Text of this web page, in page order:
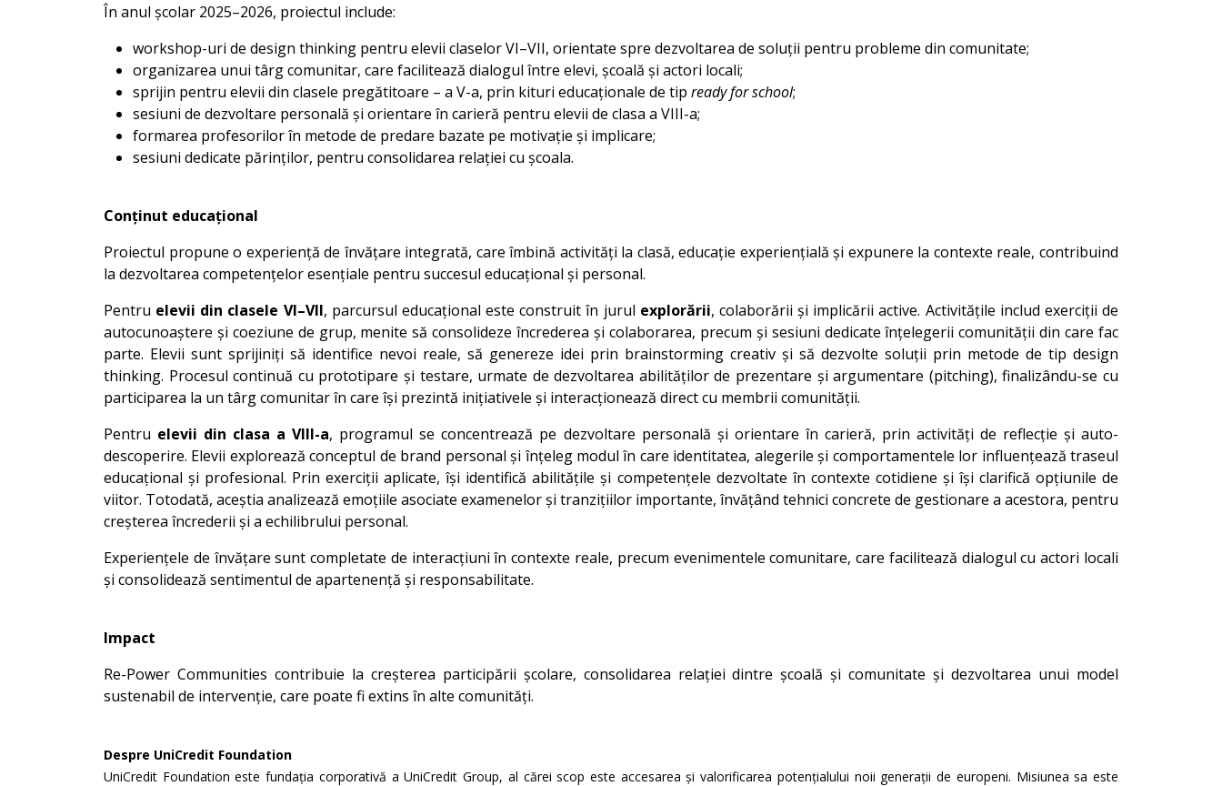
În anul școlar 2025–2026, proiectul include:
workshop-uri de design thinking pentru elevii claselor VI–VII, orientate spre dezvoltarea de soluții pentru probleme din comunitate;
organizarea unui târg comunitar, care facilitează dialogul între elevi, școală și actori locali;
sprijin pentru elevii din clasele pregătitoare – a V-a, prin kituri educaționale de tip ready for school;
sesiuni de dezvoltare personală și orientare în carieră pentru elevii de clasa a VIII-a;
formarea profesorilor în metode de predare bazate pe motivație și implicare;
sesiuni dedicate părinților, pentru consolidarea relației cu școala.
Conținut educațional
Proiectul propune o experiență de învățare integrată, care îmbină activități la clasă, educație experiențială și expunere la contexte reale, contribuind
la dezvoltarea competențelor esențiale pentru succesul educațional și personal.
Pentru elevii din clasele VI–VII, parcursul educațional este construit în jurul explorării, colaborării și implicării active. Activitățile includ exerciții de
autocunoaștere și coeziune de grup, menite să consolideze încrederea și colaborarea, precum și sesiuni dedicate înțelegerii comunității din care fac
parte. Elevii sunt sprijiniți să identifice nevoi reale, să genereze idei prin brainstorming creativ și să dezvolte soluții prin metode de tip design
thinking. Procesul continuă cu prototipare și testare, urmate de dezvoltarea abilităților de prezentare și argumentare (pitching), finalizându-se cu
participarea la un târg comunitar în care își prezintă inițiativele și interacționează direct cu membrii comunității.
Pentru elevii din clasa a VIII-a, programul se concentrează pe dezvoltare personală și orientare în carieră, prin activități de reflecție și auto-
descoperire. Elevii explorează conceptul de brand personal și înțeleg modul în care identitatea, alegerile și comportamentele lor influențează traseul
educațional și profesional. Prin exerciții aplicate, își identifică abilitățile și competențele dezvoltate în contexte cotidiene și își clarifică opțiunile de
viitor. Totodată, aceștia analizează emoțiile asociate examenelor și tranzițiilor importante, învățând tehnici concrete de gestionare a acestora, pentru
creșterea încrederii și a echilibrului personal.
Experiențele de învățare sunt completate de interacțiuni în contexte reale, precum evenimentele comunitare, care facilitează dialogul cu actori locali
și consolidează sentimentul de apartenență și responsabilitate.
Impact
Re-Power Communities contribuie la creșterea participării școlare, consolidarea relației dintre școală și comunitate și dezvoltarea unui model
sustenabil de intervenție, care poate fi extins în alte comunități.
Despre UniCredit Foundation
UniCredit Foundation este fundația corporativă a UniCredit Group, al cărei scop este accesarea și valorificarea potențialului noii generații de europeni. Misiunea sa este